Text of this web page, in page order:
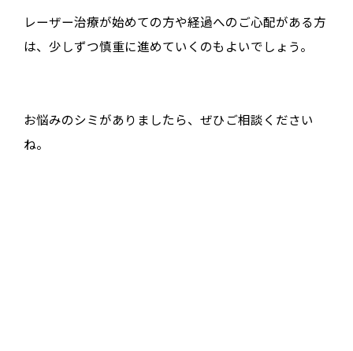
レーザー治療が始めての方や経過へのご心配がある方
は、少しずつ慎重に進めていくのもよいでしょう。
お悩みのシミがありましたら、ぜひご相談ください
ね。